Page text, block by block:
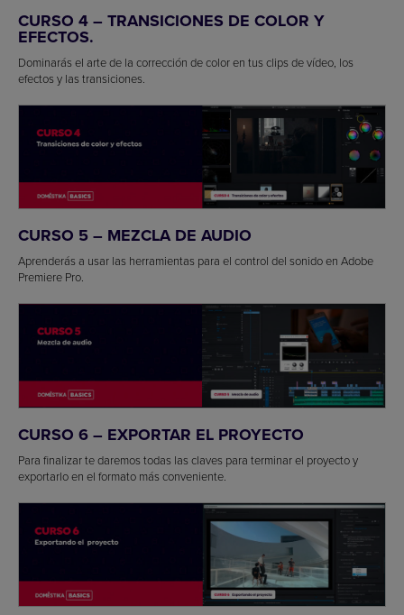
CURSO 4 – TRANSICIONES DE COLOR Y
EFECTOS.
Dominarás el arte de la corrección de color en tus clips de vídeo, los
efectos y las transiciones.
CURSO 5 – MEZCLA DE AUDIO
Aprenderás a usar las herramientas para el control del sonido en Adobe
Premiere Pro.
CURSO 6 – EXPORTAR EL PROYECTO
Para finalizar te daremos todas las claves para terminar el proyecto y
exportarlo en el formato más conveniente.